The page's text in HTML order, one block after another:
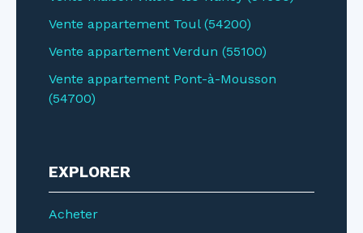
Vente appartement Toul (54200)
Vente appartement Verdun (55100)
Vente appartement Pont-à-Mousson
(54700)
EXPLORER
Acheter